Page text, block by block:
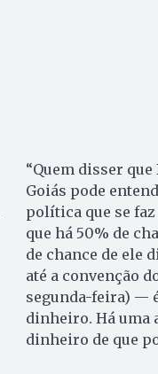
“Quem disser
Goiás pode
política que se
que há 50% de
de chance de ele
até a convenção
segunda-feira) —
di­nheiro. Há uma
dinheiro de que